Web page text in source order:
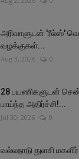
அரிவாளுடன் 'ரீல்ஸ்'
வழக்குகள்...
Aug 3, 2026 0
28 பயணிகளுடன்
பாய்ந்த அதிர்ச்சி!...
Jul 30, 2026 0
வல்லநாடு துளசி